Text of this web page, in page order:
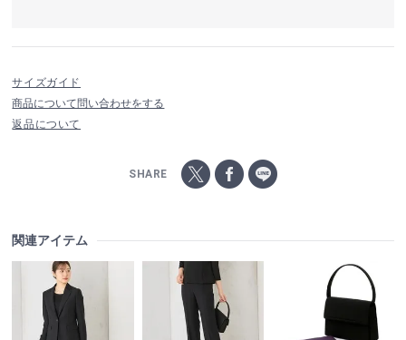
サイズガイド
商品について問い合わせをする
返品について
SHARE
関連アイテム